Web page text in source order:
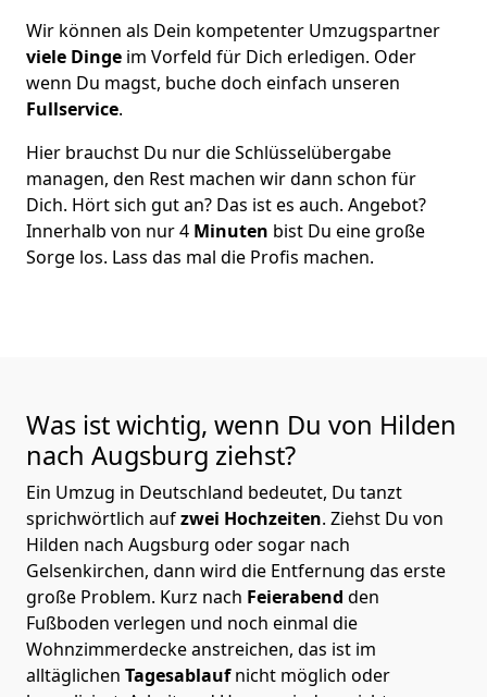
Wir können als Dein kompetenter Umzugspartner
viele Dinge im Vorfeld für Dich erledigen. Oder
wenn Du magst, buche doch einfach unseren
Fullservice.
Hier brauchst Du nur die Schlüsselübergabe
managen, den Rest machen wir dann schon für
Dich. Hört sich gut an? Das ist es auch. Angebot?
Innerhalb von nur 4 Minuten bist Du eine große
Sorge los. Lass das mal die Profis machen.
Was ist wichtig, wenn Du von Hilden
nach Augsburg ziehst?
Ein Umzug in Deutschland bedeutet, Du tanzt
sprichwörtlich aufzwei Hochzeiten. Ziehst Du von
Hilden nach Augsburg oder sogar nach
Gelsenkirchen, dann wird die Entfernung das erste
große Problem. Kurz nach Feierabend den
Fußboden verlegen und noch einmal die
Wohnzimmerdecke anstreichen, das ist im
alltäglichen Tagesablaufnicht möglich oder